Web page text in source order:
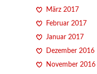
März 2017
Februar 2017
Januar 2017
Dezember 2016
November 2016